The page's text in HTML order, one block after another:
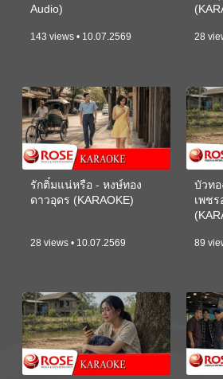
Audio)
143 views • 10.07.2569 28
รักติ๋มแน่หรือ - หงษ์ทอง
ดาวอุดร (KARAOKE)
28 views • 10.07.2569
บัวทอ
เพช
89